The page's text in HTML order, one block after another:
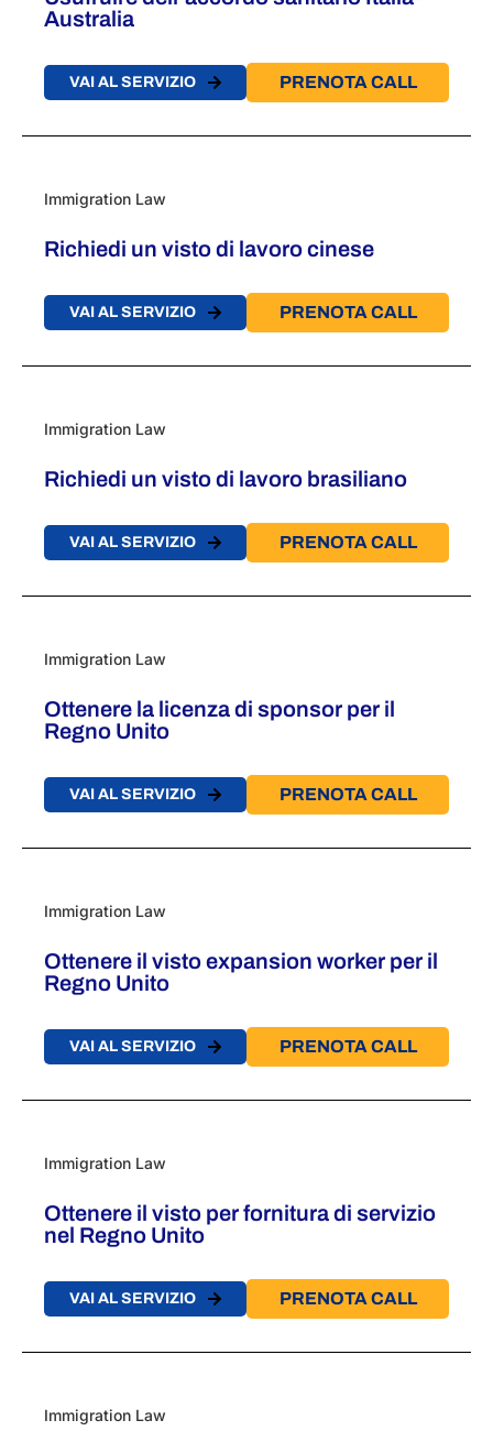
Australia
VAI AL SERVIZIO PRENOTA CALL
Immigration Law
Richiedi un visto di lavoro cinese
VAI AL SERVIZIO PRENOTA CALL
Immigration Law
Richiedi un visto di lavoro brasiliano
VAI AL SERVIZIO PRENOTA CALL
Immigration Law
Ottenere la licenza di sponsor per il
Regno Unito
VAI AL SERVIZIO PRENOTA CALL
Immigration Law
Ottenere il visto expansion worker per il
Regno Unito
VAI AL SERVIZIO PRENOTA CALL
Immigration Law
Ottenere il visto per fornitura di servizio
nel Regno Unito
VAI AL SERVIZIO PRENOTA CALL
Immigration Law